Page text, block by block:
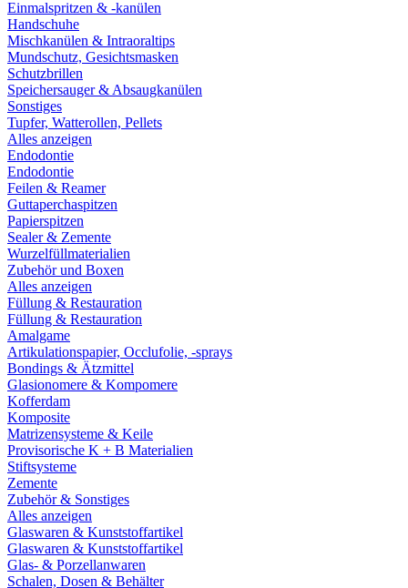
Einmalspritzen & -kanülen
Handschuhe
Mischkanülen & Intraoraltips
Mundschutz, Gesichtsmasken
Schutzbrillen
Speichersauger & Absaugkanülen
Sonstiges
Tupfer, Watterollen, Pellets
Alles anzeigen
Endodontie
Endodontie
Feilen & Reamer
Guttaperchaspitzen
Papierspitzen
Sealer & Zemente
Wurzelfüllmaterialien
Zubehör und Boxen
Alles anzeigen
Füllung & Restauration
Füllung & Restauration
Amalgame
Artikulationspapier, Occlufolie, -sprays
Bondings & Ätzmittel
Glasionomere & Kompomere
Kofferdam
Komposite
Matrizensysteme & Keile
Provisorische K + B Materialien
Stiftsysteme
Zemente
Zubehör & Sonstiges
Alles anzeigen
Glaswaren & Kunststoffartikel
Glaswaren & Kunststoffartikel
Glas- & Porzellanwaren
Schalen, Dosen & Behälter